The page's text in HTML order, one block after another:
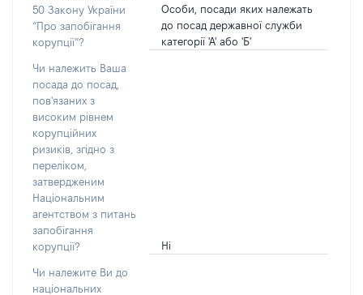
50 Закону України
“Про запобігання
корупції”?
Особи, посади яких належать
до посад державної служби
категорії 'А' або 'Б'
Чи належить Ваша
посада до посад,
пов'язаних з
високим рівнем
корупційних
ризиків, згідно з
переліком,
затвердженим
Національним
агентством з питань
запобігання
корупції?
Ні
Чи належите Ви до
національних